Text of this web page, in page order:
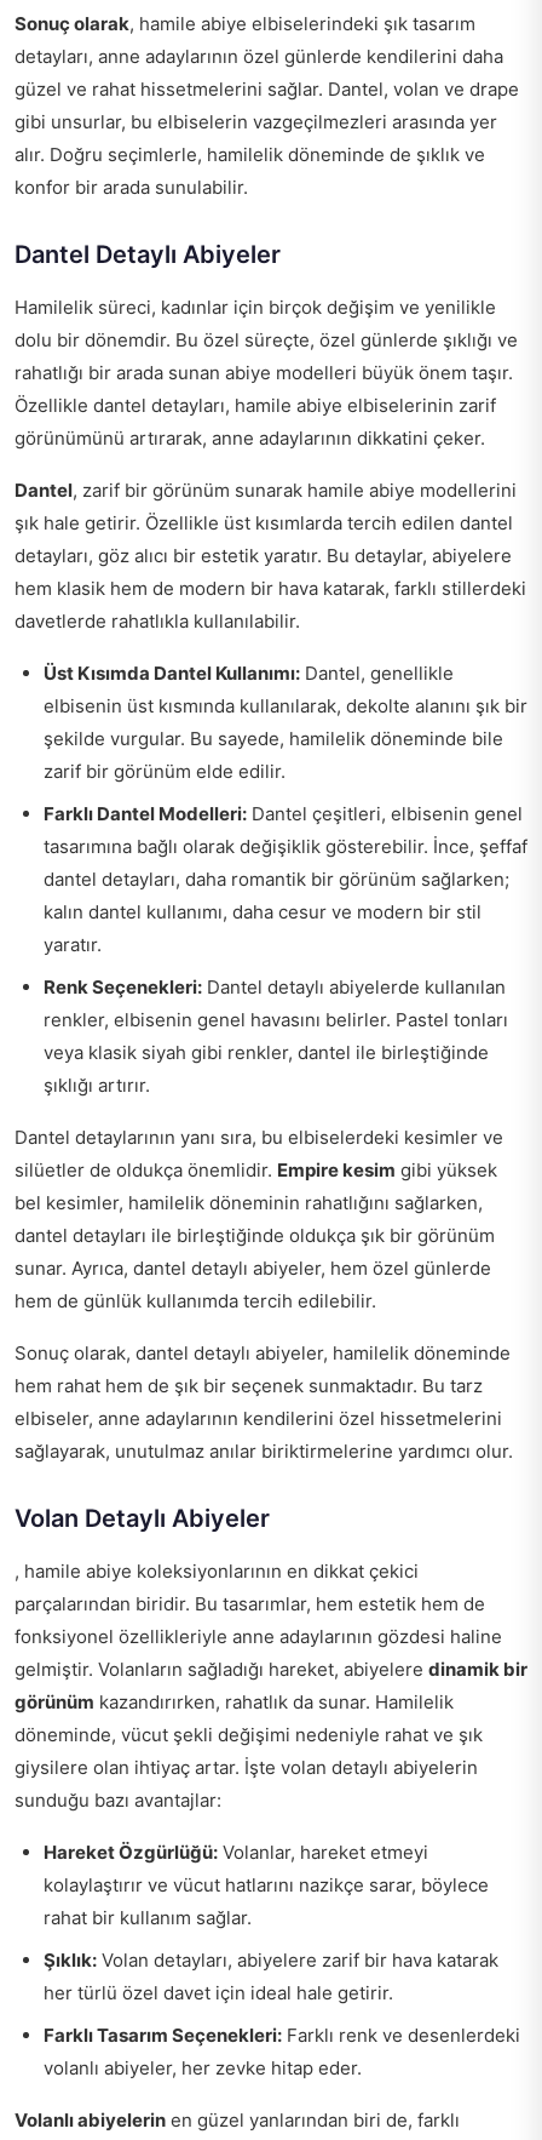
Sonuç olarak, hamile abiye elbiselerindeki şık tasarım
detayları, anne adaylarının özel günlerde kendilerini daha
güzel ve rahat hissetmelerini sağlar. Dantel, volan ve drape
gibi unsurlar, bu elbiselerin vazgeçilmezleri arasında yer
alır. Doğru seçimlerle, hamilelik döneminde de şıklık ve
konfor bir arada sunulabilir.
Dantel Detaylı Abiyeler
Hamilelik süreci, kadınlar için birçok değişim ve yenilikle
dolu bir dönemdir. Bu özel süreçte, özel günlerde şıklığı ve
rahatlığı bir arada sunan abiye modelleri büyük önem taşır.
Özellikle dantel detayları, hamile abiye elbiselerinin zarif
görünümünü artırarak, anne adaylarının dikkatini çeker.
Dantel, zarif bir görünüm sunarak hamile abiye modellerini
şık hale getirir. Özellikle üst kısımlarda tercih edilen dantel
detayları, göz alıcı bir estetik yaratır. Bu detaylar, abiyelere
hem klasik hem de modern bir hava katarak, farklı stillerdeki
davetlerde rahatlıkla kullanılabilir.
Üst Kısımda Dantel Kullanımı: Dantel, genellikle
elbisenin üst kısmında kullanılarak, dekolte alanını şık bir
şekilde vurgular. Bu sayede, hamilelik döneminde bile
zarif bir görünüm elde edilir.
Farklı Dantel Modelleri: Dantel çeşitleri, elbisenin genel
tasarımına bağlı olarak değişiklik gösterebilir. İnce, şeffaf
dantel detayları, daha romantik bir görünüm sağlarken;
kalın dantel kullanımı, daha cesur ve modern bir stil
yaratır.
Renk Seçenekleri: Dantel detaylı abiyelerde kullanılan
renkler, elbisenin genel havasını belirler. Pastel tonları
veya klasik siyah gibi renkler, dantel ile birleştiğinde
şıklığı artırır.
Dantel detaylarının yanı sıra, bu elbiselerdeki kesimler ve
silüetler de oldukça önemlidir. Empire kesim gibi yüksek
bel kesimler, hamilelik döneminin rahatlığını sağlarken,
dantel detayları ile birleştiğinde oldukça şık bir görünüm
sunar. Ayrıca, dantel detaylı abiyeler, hem özel günlerde
hem de günlük kullanımda tercih edilebilir.
Sonuç olarak, dantel detaylı abiyeler, hamilelik döneminde
hem rahat hem de şık bir seçenek sunmaktadır. Bu tarz
elbiseler, anne adaylarının kendilerini özel hissetmelerini
sağlayarak, unutulmaz anılar biriktirmelerine yardımcı olur.
Volan Detaylı Abiyeler
, hamile abiye koleksiyonlarının en dikkat çekici
parçalarından biridir. Bu tasarımlar, hem estetik hem de
fonksiyonel özellikleriyle anne adaylarının gözdesi haline
gelmiştir. Volanların sağladığı hareket, abiyelere dinamik bir
görünüm kazandırırken, rahatlık da sunar. Hamilelik
döneminde, vücut şekli değişimi nedeniyle rahat ve şık
giysilere olan ihtiyaç artar. İşte volan detaylı abiyelerin
sunduğu bazı avantajlar:
Hareket Özgürlüğü: Volanlar, hareket etmeyi
kolaylaştırır ve vücut hatlarını nazikçe sarar, böylece
rahat bir kullanım sağlar.
Şıklık: Volan detayları, abiyelere zarif bir hava katarak
her türlü özel davet için ideal hale getirir.
Farklı Tasarım Seçenekleri: Farklı renk ve desenlerdeki
volanlı abiyeler, her zevke hitap eder.
Volanlı abiyelerin en güzel yanlarından biri de, farklı